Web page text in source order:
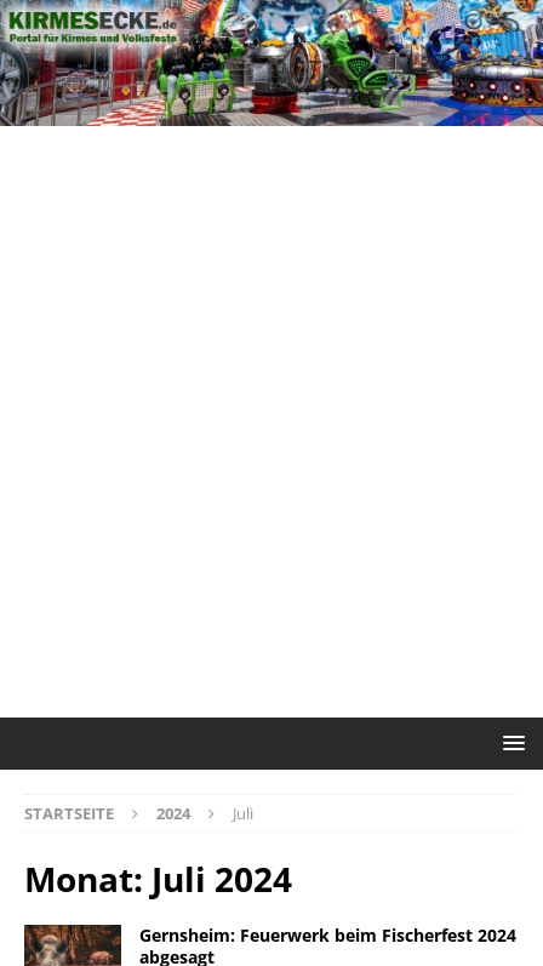
STARTSEITE 2024 Juli
Monat: Juli 2024
Gernsheim: Feuerwerk beim Fischerfest 2024
abgesagt